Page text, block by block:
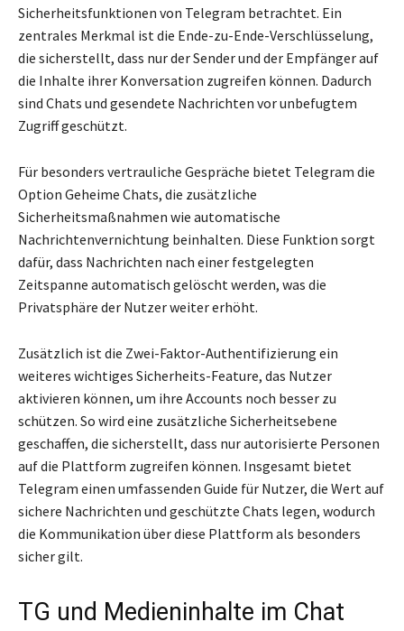
Sicherheitsfunktionen von Telegram betrachtet. Ein
zentrales Merkmal ist die Ende-zu-Ende-Verschlüsselung,
die sicherstellt, dass nur der Sender und der Empfänger auf
die Inhalte ihrer Konversation zugreifen können. Dadurch
sind Chats und gesendete Nachrichten vor unbefugtem
Zugriff geschützt.
Für besonders vertrauliche Gespräche bietet Telegram die
Option Geheime Chats, die zusätzliche
Sicherheitsmaßnahmen wie automatische
Nachrichtenvernichtung beinhalten. Diese Funktion sorgt
dafür, dass Nachrichten nach einer festgelegten
Zeitspanne automatisch gelöscht werden, was die
Privatsphäre der Nutzer weiter erhöht.
Zusätzlich ist die Zwei-Faktor-Authentifizierung ein
weiteres wichtiges Sicherheits-Feature, das Nutzer
aktivieren können, um ihre Accounts noch besser zu
schützen. So wird eine zusätzliche Sicherheitsebene
geschaffen, die sicherstellt, dass nur autorisierte Personen
auf die Plattform zugreifen können. Insgesamt bietet
Telegram einen umfassenden Guide für Nutzer, die Wert auf
sichere Nachrichten und geschützte Chats legen, wodurch
die Kommunikation über diese Plattform als besonders
sicher gilt.
TG und Medieninhalte im Chat